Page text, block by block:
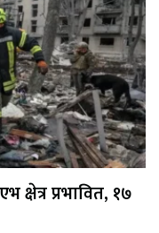
प्रभावित, १७